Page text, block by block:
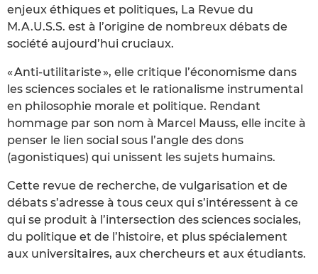
enjeux éthiques et politiques, La Revue du
M.A.U.S.S. est à l’origine de nombreux débats de
société aujourd’hui cruciaux.
« Anti-utilitariste », elle critique l’économisme dans
les sciences sociales et le rationalisme instrumental
en philosophie morale et politique. Rendant
hommage par son nom à Marcel Mauss, elle incite à
penser le lien social sous l’angle des dons
(agonistiques) qui unissent les sujets humains.
Cette revue de recherche, de vulgarisation et de
débats s’adresse à tous ceux qui s’intéressent à ce
qui se produit à l’intersection des sciences sociales,
du politique et de l’histoire, et plus spécialement
aux universitaires, aux chercheurs et aux étudiants.